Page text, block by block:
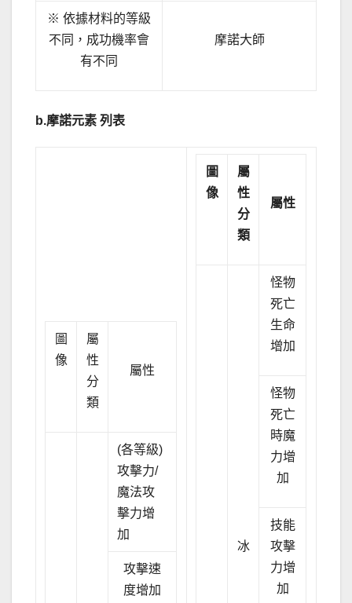
※ 依據材料的等級
不同，成功機率會
有不同
摩諾大師
b.摩諾元素 列表
圖
像
屬
性
分
類
屬性
(各等級)
攻擊力/
魔法攻
擊力增
加
攻擊速
度增加
圖
像
屬
性
分
類
屬性
冰
怪物
死亡
生命
增加
怪物
死亡
時魔
力增
加
技能
攻擊
力增
加